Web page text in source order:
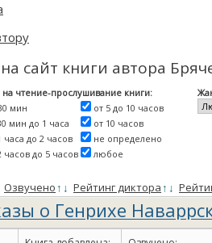
сайт книги автора
чтение-прослушивание книги:
мин
мин до 1 часа
часа до 2 часов
часов до 5 часов
от 5 до 10 часов
от 10 часов
не определено
любое
Озвучено↑ ↓ Рейтинг диктора↑ ↓
о Генрихе
(читать 1 ч. 49 мин.) (слушать 1 ч. 39 мин.)